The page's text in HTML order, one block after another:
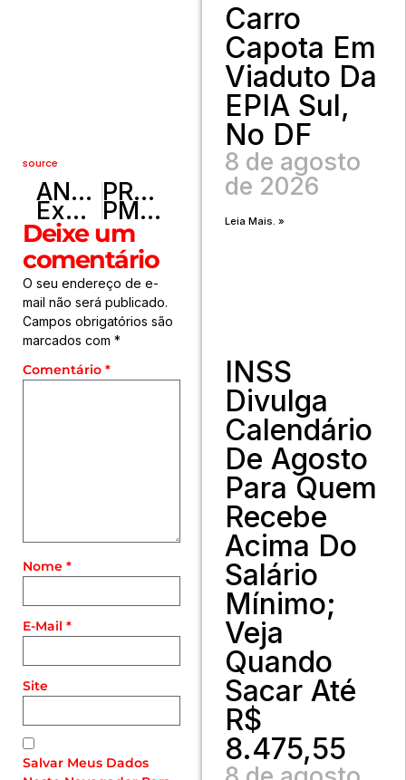
source
ANTERIOR
Exportação de produtos atingidos por tarifaço cai 22% em agosto
PRÓXIMO
PMDF detém homem armado com faca após ameaças no Cruzeiro
Deixe um
comentário
O seu endereço de e-
mail não será publicado.
Campos obrigatórios são
marcados com *
Comentário *
Nome *
E-Mail *
Site
Salvar Meus Dados
Carro
Capota Em
Viaduto Da
EPIA Sul,
No DF
8 de agosto
de 2026
Leia Mais. »
INSS
Divulga
Calendário
De Agosto
Para Quem
Recebe
Acima Do
Salário
Mínimo;
Veja
Quando
Sacar Até
R$
8.475,55